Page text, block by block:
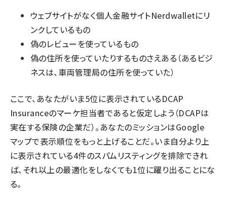
ウェブサイトがなく個人金融サイトNerdwalletにリ
ンクしているもの
偽のレビューを使っているもの
偽の住所を使っていたりするものさえある（あるビジ
ネスは、車両管理局の住所を使っていた）
ここで、あなたがいま5位に表示されているDCAP
Insuranceのマーケ担当者であると仮定しよう（DCAPは
実在する保険の企業だ）。あなたのミッションはGoogle
マップで表示順位をもっと上げることだ。いま自分より上
に表示されている4件のスパムリスティングを排除できれ
ば、それ以上の最適化をしなくても1位に躍り出ることにな
る。